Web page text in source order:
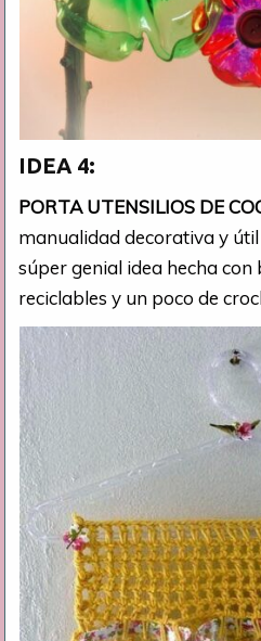
IDEA 4:
PORTA UTENSILIOS DE
manualidad decorativa y
súper genial idea hecha con
reciclables y un poco de